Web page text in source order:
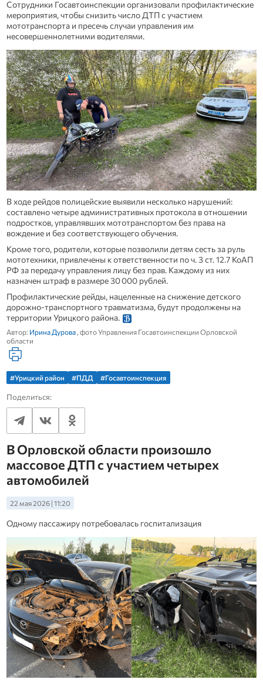
Сотрудники Госавтоинспекции организовали профилактические
мероприятия, чтобы снизить число ДТП с участием
мототранспорта и пресечь случаи управления им
несовершеннолетними водителями.
В ходе рейдов полицейские выявили несколько нарушений:
составлено четыре административных протокола в отношении
подростков, управлявших мототранспортом без права на
вождение и без соответствующего обучения.
Кроме того, родители, которые позволили детям сесть за руль
мототехники, привлечены к ответственности по ч. 3 ст. 12.7 КоАП
РФ за передачу управления лицу без прав. Каждому из них
назначен штраф в размере 30 000 рублей.
Профилактические рейды, нацеленные на снижение детского
дорожно‑транспортного травматизма, будут продолжены на
территории Урицкого района.
Автор: Ирина Дурова, фото Управления Госавтоинспекции Орловской
области
#Урицкий район #ПДД #Госавтоинспекция
Поделиться:
В Орловской области произошло
массовое ДТП с участием четырех
автомобилей
22 мая 2026 | 11:20
Одному пассажиру потребовалась госпитализация